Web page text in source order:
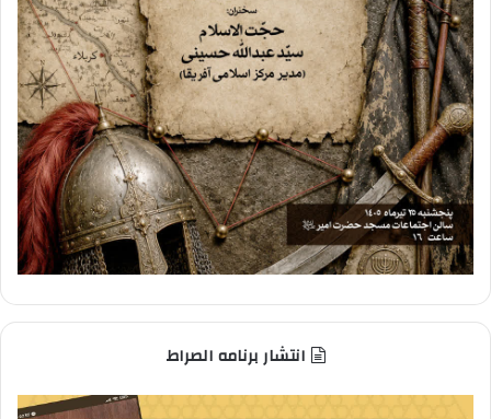
انتشار برنامه الصراط